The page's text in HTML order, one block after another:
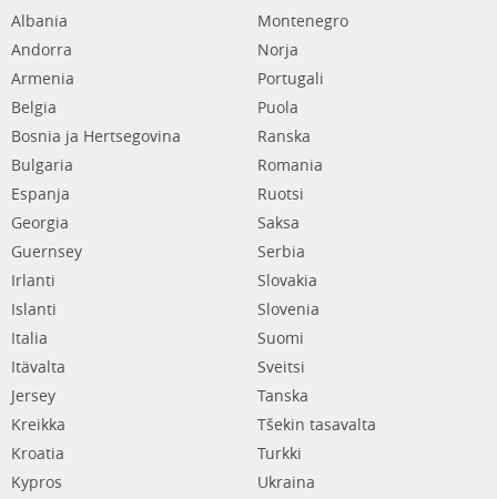
Albania
Andorra
Armenia
Belgia
Bosnia ja Hertsegovina
Bulgaria
Espanja
Georgia
Guernsey
Irlanti
Islanti
Italia
Itävalta
Jersey
Kreikka
Kroatia
Kypros
Montenegro
Norja
Portugali
Puola
Ranska
Romania
Ruotsi
Saksa
Serbia
Slovakia
Slovenia
Suomi
Sveitsi
Tanska
Tšekin tasavalta
Turkki
Ukraina